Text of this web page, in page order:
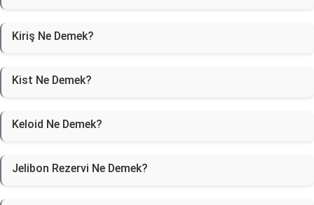
Kiriş Ne Demek?
Kist Ne Demek?
Keloid Ne Demek?
Jelibon Rezervi Ne Demek?